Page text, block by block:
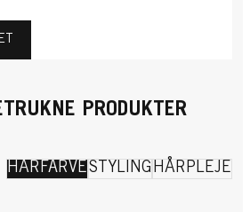
PRODUKTER
HÅRFARVESTYLING HÅRPLEJE